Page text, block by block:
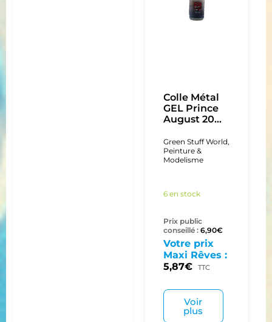
Colle Métal
GEL Prince
August 20...
Green Stuff World,
Peinture &
Modelisme
6 en stock
Prix public
conseillé : 6,90€
Votre prix
Maxi Rêves :
5,87€ TTC
Voir
plus